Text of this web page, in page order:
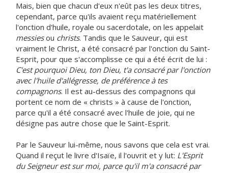
Mais, bien que chacun d'eux n'eût pas les deux titres,
cependant, parce qu'ils avaient reçu matériellement
l'onction d'huile, royale ou sacerdotale, on les appelait
messiesou christs. Tandis que le Sauveur, qui est
vraiment le Christ, a été consacré par l'onction du Saint-
Esprit, pour que s'accomplisse ce qui a été écrit de lui :
C'est pourquoi Dieu, ton Dieu, t'a consacré par l'onction
avec l'huile d'allégresse, de préférence à tes
compagnons. Il est au-dessus des compagnons qui
portent ce nom de « christs » à cause de l'onction,
parce qu'il a été consacré avec l'huile de joie, qui ne
désigne pas autre chose que le Saint-Esprit.
Par le Sauveur lui-même, nous savons que cela est vrai.
Quand il reçut le livre d'Isaïe, il l'ouvrit et y lut: L'Esprit
du Seigneur est sur moi, parce qu'il m'a consacré par